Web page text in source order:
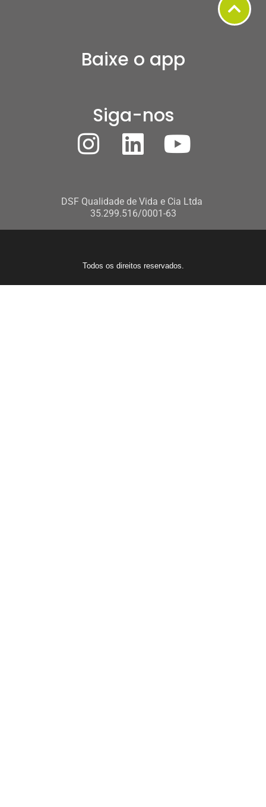
Baixe o app
Siga-nos
DSF Qualidade de Vida e Cia Ltda
35.299.516/0001-63
Todos os direitos reservados.